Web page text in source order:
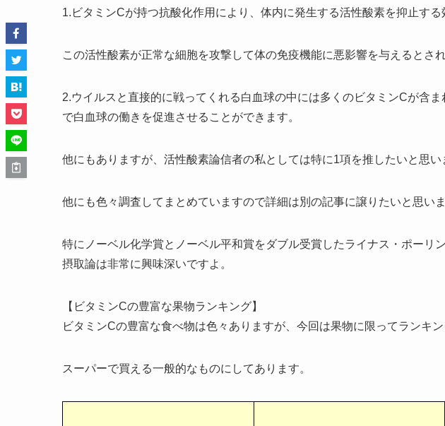
1.ビタミンCが持つ抗酸化作用により、体内に発生する活性酸素を抑止する
この活性酸素が正常な細胞を攻撃して体の免疫機能に悪影響を与えるとされ
2.ウイルスと直接的に戦ってくれる白血球の中には多くのビタミンCが含
で白血球の働きを促進させることができます。
他にもありますが、活性酸素論信者の私としては特に1項を推したいと思い
他にも色々調査してまとめていますので詳細は別の記事に譲りたいと思いま
特にノーベル化学賞とノーベル平和賞をダブル受賞したライナス・ポーリ
摂取論は非常に興味深いですよ。
【ビタミンCの豊富な果物ランキング】
ビタミンCの豊富な食べ物は色々ありますが、今回は果物に限ってランキン
スーパーで買える一般的なものにしてあります。